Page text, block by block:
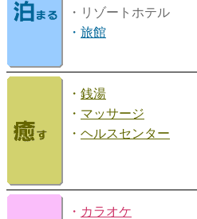
・リゾートホテル
・ 旅館
・ 銭湯
・ マッサージ
・ ヘルスセンター
・ カラオケ